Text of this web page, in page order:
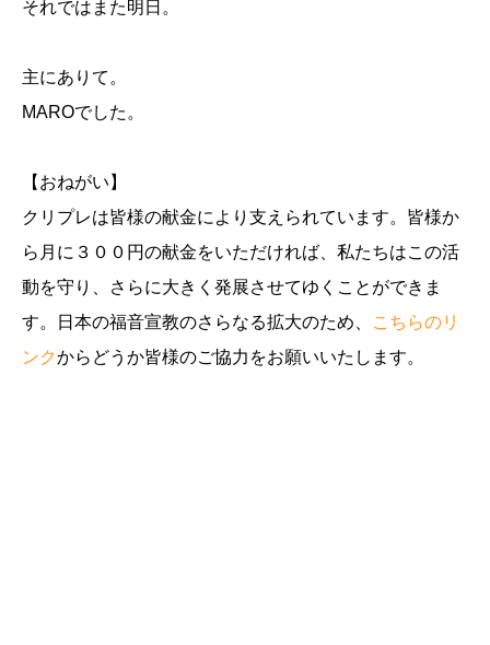
それではまた明日。
主にありて。
MAROでした。
【おねがい】
クリプレは皆様の献金により支えられています。皆様か
ら月に３００円の献金をいただければ、私たちはこの活
動を守り、さらに大きく発展させてゆくことができま
す。日本の福音宣教のさらなる拡大のため、
こちらのリ
ンクからどうか皆様のご協力をお願いいたします。